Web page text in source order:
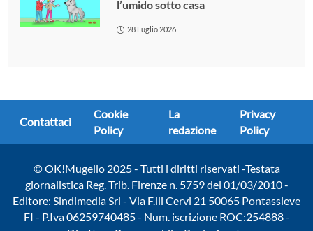
l’umido sotto casa
28 Luglio 2026
Contattaci
Cookie
Policy
La
redazione
Privacy
Policy
© OK!Mugello 2025 - Tutti i diritti riservati -Testata
giornalistica Reg. Trib. Firenze n. 5759 del 01/03/2010 -
Editore: Sindimedia Srl - Via F.lli Cervi 21 50065 Pontassieve
FI - P.Iva 06259740485 - Num. iscrizione ROC:254888 -